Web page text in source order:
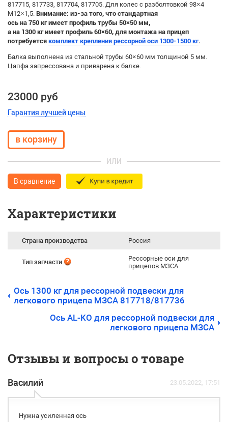
817715, 817733, 817704, 817705. Для колес с разболтовкой 98×4
М12×1,5. Внимание: из-за того, что стандартная
ось на 750 кг имеет профиль трубы 50×50 мм,
а на 1300 кг имеет профиль 60×60, для монтажа на прицеп
потребуется комплект крепления рессорной оси 1300-1500 кг.
Балка выполнена из стальной трубы 60×60 мм толщиной 5 мм.
Цапфа запрессована и приварена к балке.
23000 руб
Гарантия лучшей цены
ИЛИ
В сравнение
Характеристики
Страна производства Россия
Тип запчасти
Рессорные оси для
прицепов МЗСА
Ось 1300 кг для рессорной подвески для
легкового прицепа МЗСА 817718/817736
Ось AL-KO для рессорной подвески для
легкового прицепа МЗСА
Отзывы и вопросы о товаре
Василий 23.05.2022, 17:51
Нужна усиленная ось